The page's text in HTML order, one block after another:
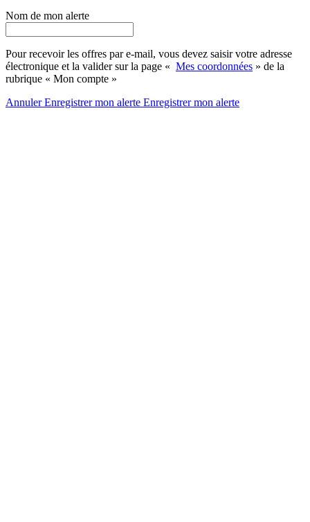
Nom de mon alerte
Pour recevoir les offres par e-mail, vous devez saisir votre adresse
électronique et la valider sur la page « Mes coordonnées » de la
rubrique « Mon compte »
AnnulerEnregistrer mon alerte Enregistrermon alerte